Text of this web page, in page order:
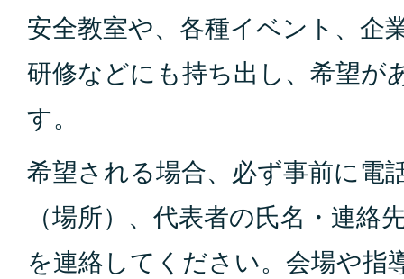
安全教室や、各種イベント、企
研修などにも持ち出し、希望が
す。
希望される場合、必ず事前に電
（場所）、代表者の氏名・連絡
を連絡してください。会場や指